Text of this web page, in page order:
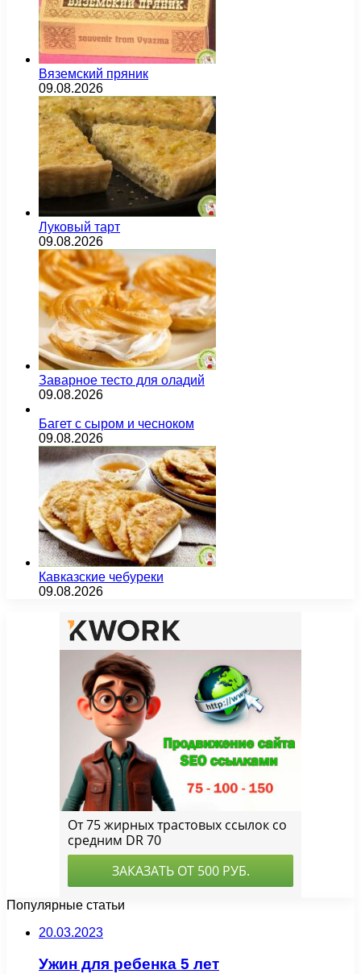
Вяземский пряник
09.08.2026
Луковый тарт
09.08.2026
Заварное тесто для оладий
09.08.2026
Багет с сыром и чесноком
09.08.2026
Кавказские чебуреки
09.08.2026
Популярные статьи
20.03.2023
Ужин для ребенка 5 лет